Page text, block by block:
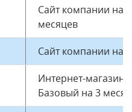
Сайт компании на
месяцев
Сайт компании на
Интернет-магазин
Базовый на 3